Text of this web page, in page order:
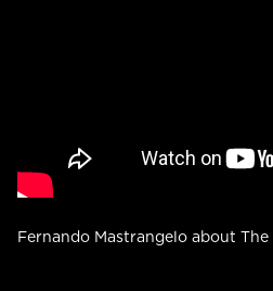
Fernando Mastrangelo about